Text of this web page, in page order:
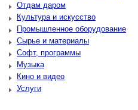
Отдам даром
Культура и искусство
Промышленное оборудование
Сырье и материалы
Софт, программы
Музыка
Кино и видео
Услуги